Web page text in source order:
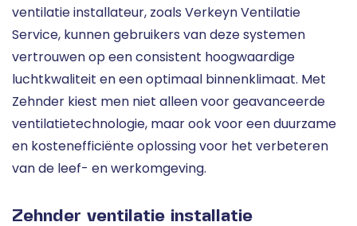
ventilatie installateur, zoals Verkeyn Ventilatie
Service, kunnen gebruikers van deze systemen
vertrouwen op een consistent hoogwaardige
luchtkwaliteit en een optimaal binnenklimaat. Met
Zehnder kiest men niet alleen voor geavanceerde
ventilatietechnologie, maar ook voor een duurzame
en kostenefficiënte oplossing voor het verbeteren
van de leef- en werkomgeving.
Zehnder ventilatie installatie